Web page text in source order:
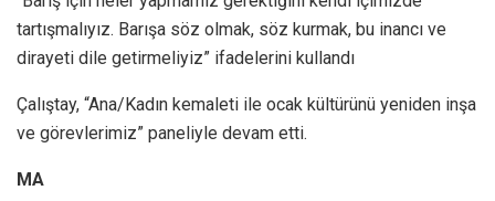
tartışmalıyız. Barışa söz olmak, söz kurmak, bu inancı ve
dirayeti dile getirmeliyiz” ifadelerini kullandı
Çalıştay, “Ana/Kadın kemaleti ile ocak kültürünü yeniden inşa
ve görevlerimiz” paneliyle devam etti.
MA